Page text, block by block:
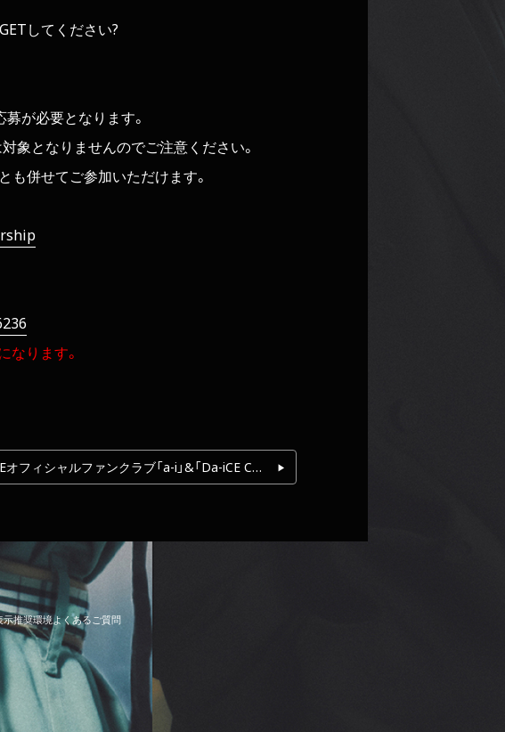
してください?
が必要となります。
象となりませんのでご注意ください。
併せてご参加いただけます。
ります。
Da-iCEオフィシャルファンクラブ「a-i」&「Da-iCE CUBE」リニューアル記念プレゼントキャンペーン実施！
示推奨環境よくあるご質問